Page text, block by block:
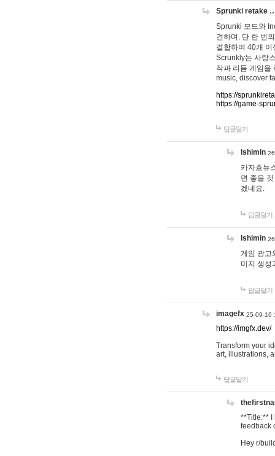
Sprunki retake
Sprunki 모드와
견하며, 단 한 번
결합하여 40개
Scrunkly는 사랑
작과 리듬 게임을
music, discover
https://
https://game-
답글달기
lshimin
카자흐뉴
면 좋을
겠네요.
답글달기
lshimin
게임 광고
미지 생성
답글달기
imagefx 25-09-16
https://imgfx.dev/
Transform your
art, illustrations,
답글달기
**Title:** I
feedback
Hey r/